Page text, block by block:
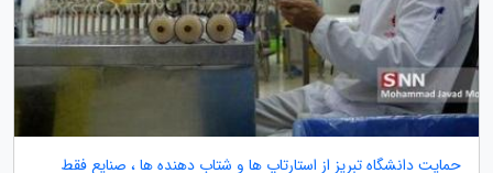
حمایت دانشگاه تبریز از استارتاپ ها و شتاب دهنده ها ، صنایع فقط